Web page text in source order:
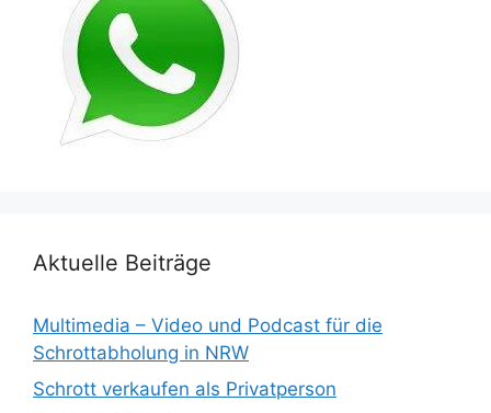
Aktuelle Beiträge
Multimedia – Video und Podcast für die
Schrottabholung in NRW
Schrott verkaufen als Privatperson